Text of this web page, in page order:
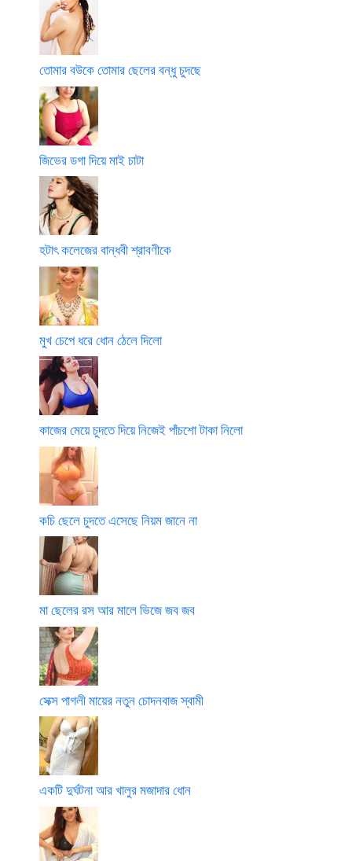
তোমার বউকে তোমার ছেলের বন্ধু চুদছে
জিভের ডগা দিয়ে মাই চাটা
হটাৎ কলেজের বান্ধবী শ্রাবণীকে
মুখ চেপে ধরে ধোন ঠেলে দিলো
কাজের মেয়ে চুদতে দিয়ে নিজেই পাঁচশো টাকা নিলো
কচি ছেলে চুদতে এসেছে নিয়ম জানে না
মা ছেলের রস আর মালে ভিজে জব জব
সেক্স পাগলী মায়ের নতুন চোদনবাজ স্বামী
একটি দুর্ঘটনা আর খালুর মজাদার ধোন